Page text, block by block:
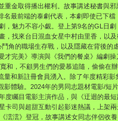
重金取得播出權利。故事講述秘書與
最前端的泰劇代表，本劇即使已下
，魅力不容小覷。登上第9名的GL日
，找來台日混血女星中村由里香，以
角的職場生存戰，以及隱藏在背後的
才完美》導演與《我們的餐桌》編劇
和，不顧男生們的愛慕追隨，偷偷在
和新註冊會員湧入。除了年度精彩
體驗。2024年的男同志題材電影/短
度矚目電影主演作品，與《迂迴的最
卡司與超甜互動引起影迷熱議，上架
澐澐》登冠，故事講述女同志伴侶收